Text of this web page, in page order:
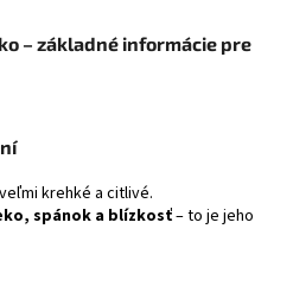
– základné informácie pre
krehké a citlivé.
spánok a blízkosť– to je jeho